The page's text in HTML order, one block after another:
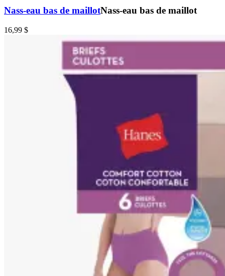
Nass-eau bas de maillotNass-eau bas de maillot
16,99 $